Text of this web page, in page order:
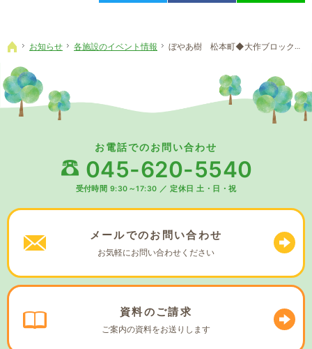
ホーム
お知らせ 各施設のイベント情報 ぼやあ樹 松本町◆大作ブロック完成！
お電話でのお問い合わせ
045-620-5540
受付時間 9:30～17:30 ／ 定休日 土・日・祝
メールでのお問い合わせ
お気軽にお問い合わせください
資料のご請求
ご案内の資料をお送りします